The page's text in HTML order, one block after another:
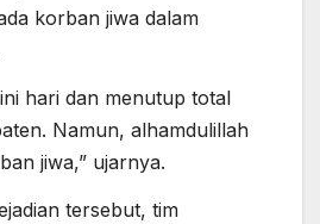
korban jiwa dalam
hari dan menutup total
Namun, alhamdulillah
jiwa,” ujarnya.
tersebut, tim